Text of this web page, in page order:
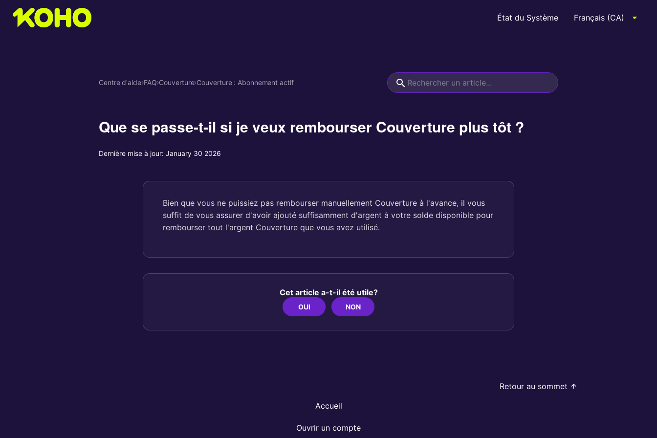
État du Système
Centre d'aide›FAQ›Couverture›Couverture : Abonnement actif
Que se passe-t-il si je veux rembourser Couverture plus tôt ?
Dernière mise à jour: January 30 2026
Bien que vous ne puissiez pas rembourser manuellement Couverture à l'avance, il vous
suffit de vous assurer d'avoir ajouté suffisamment d'argent à votre solde disponible pour
rembourser tout l'argent Couverture que vous avez utilisé.
Cet article a-t-il été utile?
OUI NON
Retour au sommet
Accueil
Ouvrir un compte